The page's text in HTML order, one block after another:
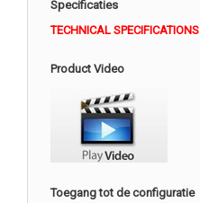
Specificaties
TECHNICAL SPECIFICATIONS
Product Video
Toegang tot de configuratie